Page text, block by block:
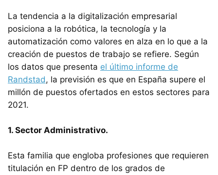
La tendencia a la digitalización empresarial
posiciona a la robótica, la tecnología y la
automatización como valores en alza en lo que a la
creación de puestos de trabajo se refiere. Según
los datos que presenta el último informe de
Randstad, la previsión es que en España supere el
millón de puestos ofertados en estos sectores para
2021.
1. Sector Administrativo.
Esta familia que engloba profesiones que requieren
titulación en FP dentro de los grados de